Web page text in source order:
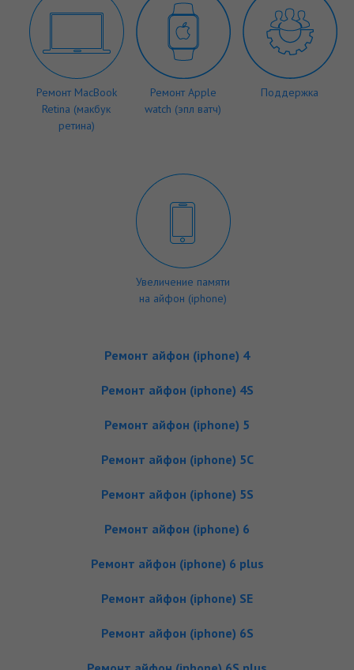
Ремонт MacBook
Retina (макбук
ретина)
Ремонт Apple
watch (эпл ватч)
Поддержка
Увеличение памяти
на айфон (iphone)
Ремонт айфон (iphone) 4
Ремонт айфон (iphone) 4S
Ремонт айфон (iphone) 5
Ремонт айфон (iphone) 5C
Ремонт айфон (iphone) 5S
Ремонт айфон (iphone) 6
Ремонт айфон (iphone) 6 plus
Ремонт айфон (iphone) SE
Ремонт айфон (iphone) 6S